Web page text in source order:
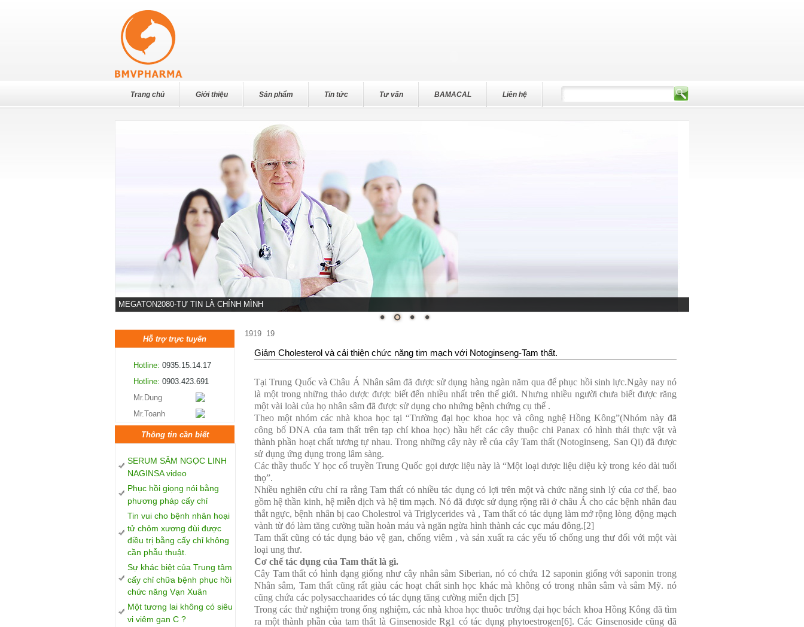
Trang chủ Giới thiệu Sản phẩm Tin tức Tư vấn BAMACAL Liên hệ
MEGATON2080-TỰ TIN LÀ CHÍNH MÌNH
1919
Hỗ trợ trực tuyến
Hotline: 0935.15.14.17
Hotline: 0903.423.691
Mr.Dung
Mr.Toanh
Thông tin cần biết
SERUM SÂM NGỌC LINH
NAGINSA video
Phục hồi giọng nói bằng
phương pháp cấy chỉ
Tin vui cho bệnh nhân hoại
tử chỏm xương đùi được
điều trị bằng cấy chỉ không
cần phẫu thuật.
Sự khác biệt của Trung tâm
cấy chỉ chữa bệnh phục hồi
chức năng Vạn Xuân
Một tương lai không có siêu
vi viêm gan C ?
19
Giảm Cholesterol và cải thiện chức năng tim mạch với Notoginseng-Tam thất.
Tại Trung Quốc và Châu Á Nhân sâm đã được sử dụng hàng ngàn năm qua để phục hồi sinh lực.Ngày nay nó
là một trong những thảo dược được biết đến nhiều nhất trên thế giới. Nhưng nhiều người chưa biết được răng
một vài loài của họ nhân sâm đã được sử dụng cho nhứng bệnh chứng cụ thể .
Theo một nhóm các nhà khoa học tại “Trường đại học khoa học và công nghệ Hồng Kông”(Nhóm này đã
công bố DNA của tam thất trên tạp chí khoa học) hầu hết các cây thuộc chi Panax có hình thái thực vật và
thành phần hoạt chất tương tự nhau. Trong những cây này rễ của cây Tam thất (Notoginseng, San Qi) đã được
sử dụng ứng dụng trong lâm sàng.
Các thầy thuốc Y học cổ truyền Trung Quốc gọi dược liệu này là “Một loại dược liệu diệu kỳ trong kéo dài tuổi
thọ”.
Nhiều nghiên cứu chỉ ra rằng Tam thất có nhiều tác dụng có lợi trên một và chức năng sinh lý của cơ thể, bao
gồm hệ thần kinh, hệ miễn dịch và hệ tim mạch. Nó đã được sử dụng rộng rãi ở châu Á cho các bệnh nhân đau
thắt ngực, bệnh nhân bị cao Cholestrol và Triglycerides và , Tam thất có tác dụng làm mở rộng lòng động mạch
vành từ đó làm tăng cường tuần hoàn máu và ngăn ngừa hình thành các cục máu đông.[2]
Tam thất cũng có tác dụng bảo vệ gan, chống viêm , và sản xuất ra các yếu tố chống ung thư đối với một vài
loại ung thư.
Cơ chế tác dụng của Tam thất là gì.
Cây Tam thất có hình dạng giống như cây nhân sâm Siberian, nó có chứa 12 saponin giống với saponin trong
Nhân sâm, Tam thất cũng rất giàu các hoạt chất sinh học khác mà không có trong nhân sâm và sâm Mỹ. nó
cũng chứa các polysacchaarides có tác dụng tăng cường miễn dịch [5]
Trong các thử nghiệm trong ống nghiệm, các nhà khoa học thuôc trường đại học bách khoa Hồng Kông đã tìm
ra một thành phần của tam thất là Ginsenoside Rg1 có tác dụng phytoestrogen[6]. Các Ginsenoside cũng đã